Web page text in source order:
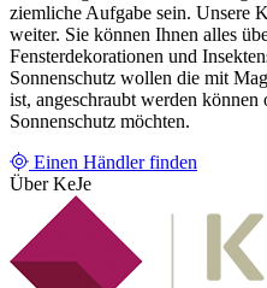
ziemliche Aufgabe sein. Unsere
weiter. Sie können Ihnen alles
Fensterdekorationen und
Sonnenschutz wollen die mit
ist, angeschraubt werden
Sonnenschutz möchten.
Einen Händler finden
Über KeJe